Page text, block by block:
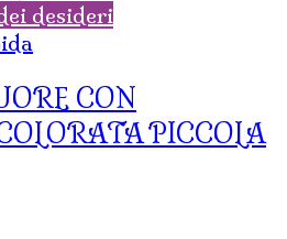
desideri
CON
PICCOLA